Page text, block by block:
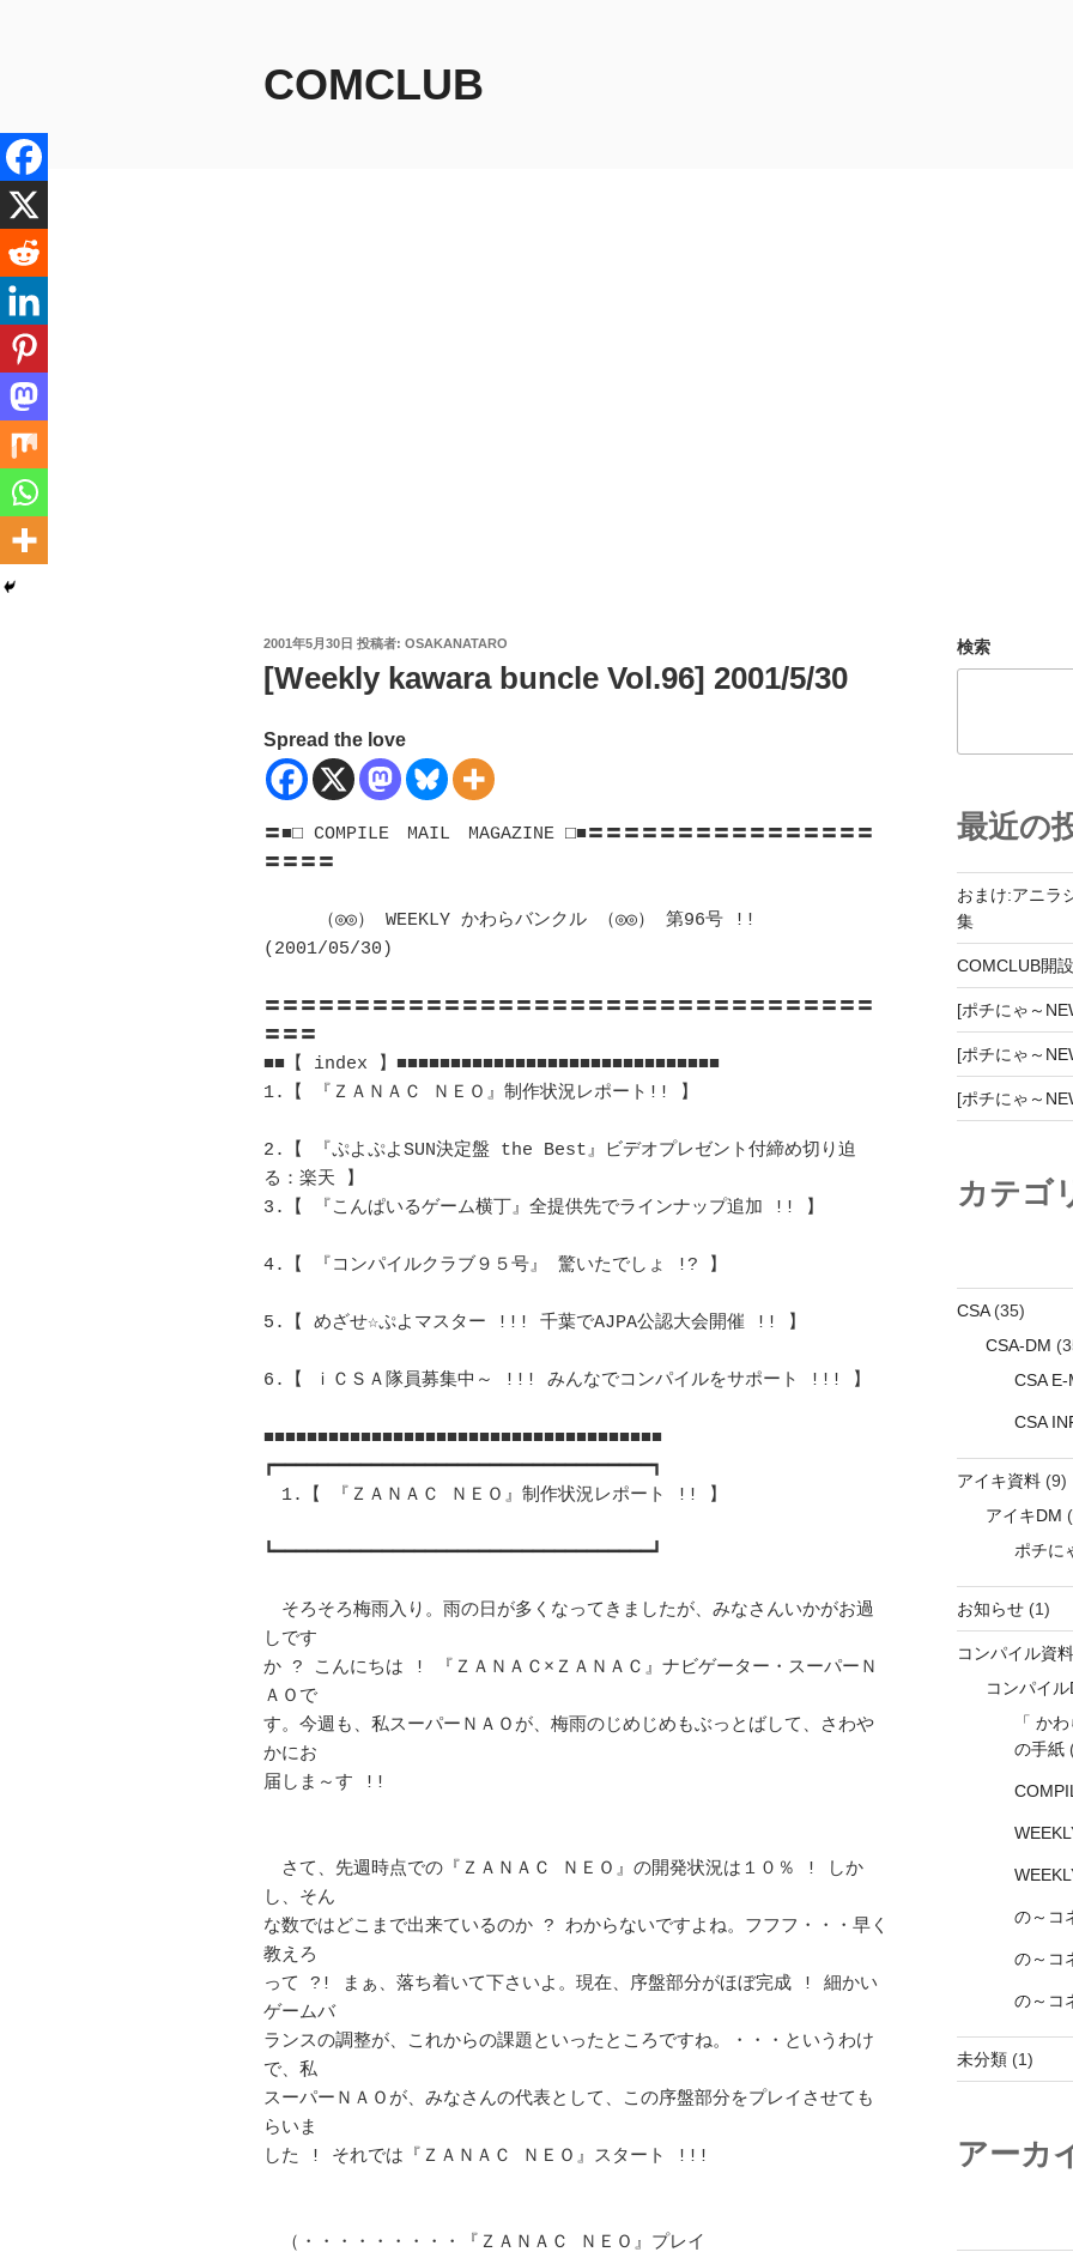
へ
ス
キ
プ
COMCLUB
投
日:
2001年5月30日 投稿者: OSAKANATARO
[Weekly kawara buncle Vol.96] 2001/5/30
Spread the love
〓■□ COMPILE　MAIL　MAGAZINE □■〓〓〓〓〓〓〓〓〓〓〓〓〓〓〓〓
〓〓〓〓
（◎◎） WEEKLY かわらバンクル （◎◎） 第96号 !!
(2001/05/30)
〓〓〓〓〓〓〓〓〓〓〓〓〓〓〓〓〓〓〓〓〓〓〓〓〓〓〓〓〓〓〓〓〓〓
〓〓〓
■■【 index 】■■■■■■■■■■■■■■■■■■■■■■■■■■■■■■
1.【 『ＺＡＮＡＣ ＮＥＯ』制作状況レポート!! 】
2.【 『ぷよぷよSUN決定盤 the Best』ビデオプレゼント付締め切り迫
る：楽天 】
3.【 『こんぱいるゲーム横丁』全提供先でラインナップ追加 !! 】
4.【 『コンパイルクラブ９５号』 驚いたでしょ !? 】
5.【 めざせ☆ぷよマスター !!! 千葉でAJPA公認大会開催 !! 】
6.【 ｉＣＳＡ隊員募集中～ !!! みんなでコンパイルをサポート !!! 】
■■■■■■■■■■■■■■■■■■■■■■■■■■■■■■■■■■■■■
┏━━━━━━━━━━━━━━━━━━━━━━━━━━━━━━━━━━━┓
1.【 『ＺＡＮＡＣ ＮＥＯ』制作状況レポート !! 】
┗━━━━━━━━━━━━━━━━━━━━━━━━━━━━━━━━━━━┛
そろそろ梅雨入り。雨の日が多くなってきましたが、みなさんいかがお過
しです
か ? こんにちは ! 『ＺＡＮＡＣ×ＺＡＮＡＣ』ナビゲーター・スーパーＮ
ＡＯで
す。今週も、私スーパーＮＡＯが、梅雨のじめじめもぶっとばして、さわや
かにお
届しま～す !!
さて、先週時点での『ＺＡＮＡＣ ＮＥＯ』の開発状況は１０％ ! しか
し、そん
な数ではどこまで出来ているのか ? わからないですよね。フフフ・・・早く
教えろ
って ?! まぁ、落ち着いて下さいよ。現在、序盤部分がほぼ完成 ! 細かい
ゲームバ
ランスの調整が、これからの課題といったところですね。・・・というわけ
で、私
スーパーＮＡＯが、みなさんの代表として、この序盤部分をプレイさせても
らいま
した ! それでは『ＺＡＮＡＣ ＮＥＯ』スタート !!!
（・・・・・・・・・『ＺＡＮＡＣ ＮＥＯ』プレイ
検索
最近の
おまけ:アニラ
集
COMCLUB開
[ポチにゃ～
[ポチにゃ～
[ポチにゃ～
カテゴ
CSA(35)
CSA-DM
CSA
CSA
アイキ資料(9)
アイキDM
ポチに
お知らせ(1)
コンパイル資料
コンパイル
「 か
の手紙
の～コ
の～コ
の～コ
未分類(1)
アーカ